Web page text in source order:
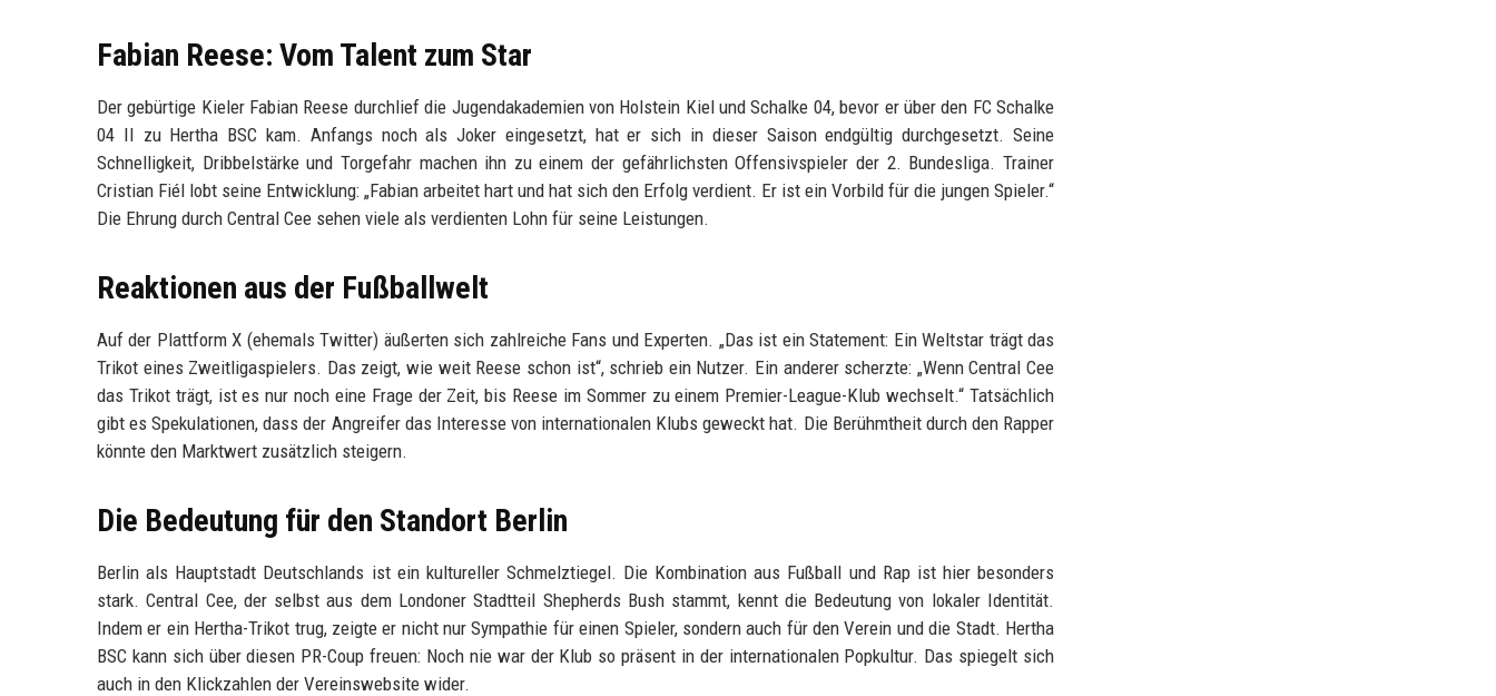
Fabian Reese: Vom Talent zum Star
Der gebürtige Kieler Fabian Reese durchlief die Jugendakademien von Holstein Kiel und Schalke 04, bevor er über den FC Schalke
04 II zu Hertha BSC kam. Anfangs noch als Joker eingesetzt, hat er sich in dieser Saison endgültig durchgesetzt. Seine
Schnelligkeit, Dribbelstärke und Torgefahr machen ihn zu einem der gefährlichsten Offensivspieler der 2. Bundesliga. Trainer
Cristian Fiél lobt seine Entwicklung: „Fabian arbeitet hart und hat sich den Erfolg verdient. Er ist ein Vorbild für die jungen Spieler.“
Die Ehrung durch Central Cee sehen viele als verdienten Lohn für seine Leistungen.
Reaktionen aus der Fußballwelt
Auf der Plattform X (ehemals Twitter) äußerten sich zahlreiche Fans und Experten. „Das ist ein Statement: Ein Weltstar trägt das
Trikot eines Zweitligaspielers. Das zeigt, wie weit Reese schon ist“, schrieb ein Nutzer. Ein anderer scherzte: „Wenn Central Cee
das Trikot trägt, ist es nur noch eine Frage der Zeit, bis Reese im Sommer zu einem Premier-League-Klub wechselt.“ Tatsächlich
gibt es Spekulationen, dass der Angreifer das Interesse von internationalen Klubs geweckt hat. Die Berühmtheit durch den Rapper
könnte den Marktwert zusätzlich steigern.
Die Bedeutung für den Standort Berlin
Berlin als Hauptstadt Deutschlands ist ein kultureller Schmelztiegel. Die Kombination aus Fußball und Rap ist hier besonders
stark. Central Cee, der selbst aus dem Londoner Stadtteil Shepherds Bush stammt, kennt die Bedeutung von lokaler Identität.
Indem er ein Hertha-Trikot trug, zeigte er nicht nur Sympathie für einen Spieler, sondern auch für den Verein und die Stadt. Hertha
BSC kann sich über diesen PR-Coup freuen: Noch nie war der Klub so präsent in der internationalen Popkultur. Das spiegelt sich
auch in den Klickzahlen der Vereinswebsite wider.